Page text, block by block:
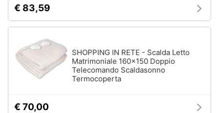
€ 83,59
SHOPPING IN RETE - Scalda Letto
Matrimoniale 160x150 Doppio
Telecomando Scaldasonno
Termocoperta
€ 70,00